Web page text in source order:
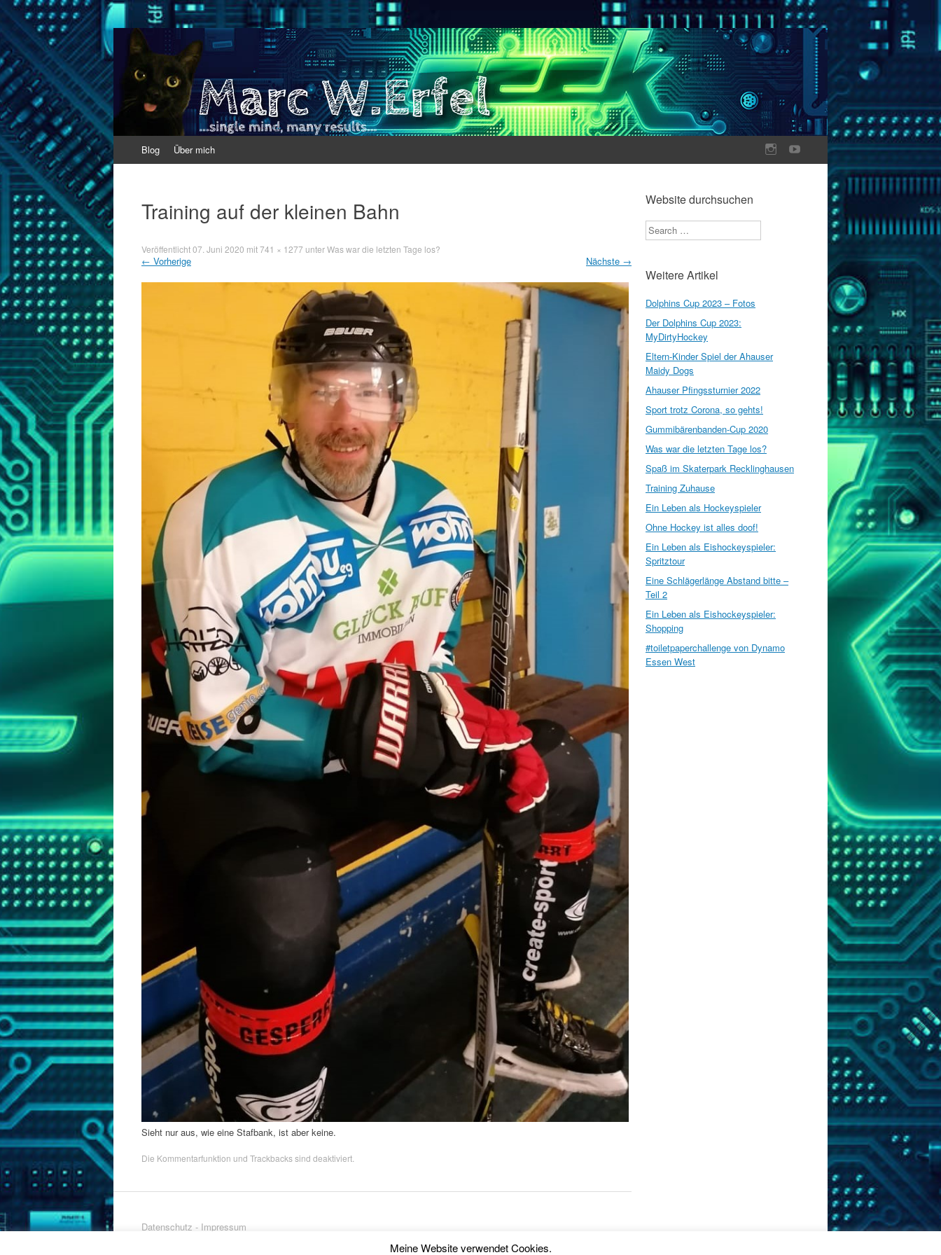
Marc Werfel
Single mind. Many results.
Inhalt
Blog Über mich
Training auf der kleinen Bahn
Veröffentlicht07. Juni 2020 mit741 × 1277 unterWas war die letzten Tage los?
← Vorherige Nächste →
Sieht nur aus, wie eine Stafbank, ist aber keine.
Die Kommentarfunktion und Trackbacks sind deaktiviert.
Website durchsuchen
Search
Weitere Artikel
Dolphins Cup 2023 – Fotos
Der Dolphins Cup 2023:
MyDirtyHockey
Eltern-Kinder Spiel der Ahauser
Maidy Dogs
Ahauser Pfingssturnier 2022
Sport trotz Corona, so gehts!
Gummibärenbanden-Cup 2020
Was war die letzten Tage los?
Spaß im Skaterpark Recklinghausen
Training Zuhause
Ein Leben als Hockeyspieler
Ohne Hockey ist alles doof!
Ein Leben als Eishockeyspieler:
Spritztour
Eine Schlägerlänge Abstand bitte –
Teil 2
Ein Leben als Eishockeyspieler:
Shopping
#toiletpaperchallenge von Dynamo
Essen West
Datenschutz - Impressum
Meine Website verwendet Cookies.